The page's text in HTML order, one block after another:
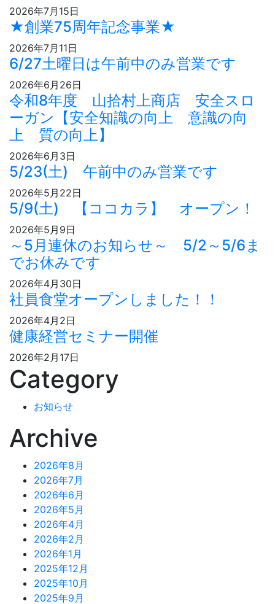
2026年7月15日
★創業75周年記念事業★
2026年7月11日
6/27土曜日は午前中のみ営業です
2026年6月26日
令和8年度 山拾村上商店 安全スロ
ーガン【安全知識の向上 意識の向
上 質の向上】
2026年6月3日
5/23(土) 午前中のみ営業です
2026年5月22日
5/9(土) 【ココカラ】 オープン！
2026年5月9日
～5月連休のお知らせ～ 5/2～5/6ま
でお休みです
2026年4月30日
社員食堂オープンしました！！
2026年4月2日
健康経営セミナー開催
2026年2月17日
Category
お知らせ
Archive
2026年8月
2026年7月
2026年6月
2026年5月
2026年4月
2026年2月
2026年1月
2025年12月
2025年10月
2025年9月